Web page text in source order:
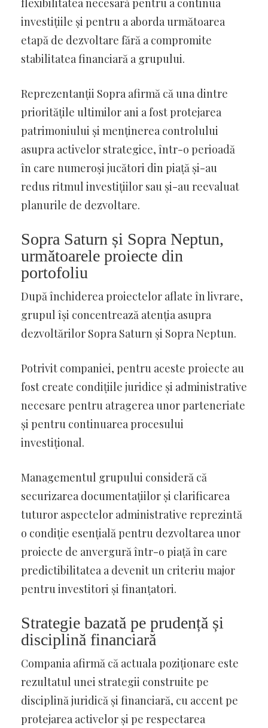
flexibilitatea necesară pentru a continua
investițiile și pentru a aborda următoarea
etapă de dezvoltare fără a compromite
stabilitatea financiară a grupului.
Reprezentanții Sopra afirmă că una dintre
prioritățile ultimilor ani a fost protejarea
patrimoniului și menținerea controlului
asupra activelor strategice, într-o perioadă
în care numeroși jucători din piață și-au
redus ritmul investițiilor sau și-au reevaluat
planurile de dezvoltare.
Sopra Saturn și Sopra Neptun,
următoarele proiecte din
portofoliu
După închiderea proiectelor aflate în livrare,
grupul își concentrează atenția asupra
dezvoltărilor Sopra Saturn și Sopra Neptun.
Potrivit companiei, pentru aceste proiecte au
fost create condițiile juridice și administrative
necesare pentru atragerea unor parteneriate
și pentru continuarea procesului
investițional.
Managementul grupului consideră că
securizarea documentațiilor și clarificarea
tuturor aspectelor administrative reprezintă
o condiție esențială pentru dezvoltarea unor
proiecte de anvergură într-o piață în care
predictibilitatea a devenit un criteriu major
pentru investitori și finanțatori.
Strategie bazată pe prudență și
disciplină financiară
Compania afirmă că actuala poziționare este
rezultatul unei strategii construite pe
disciplină juridică și financiară, cu accent pe
protejarea activelor și pe respectarea